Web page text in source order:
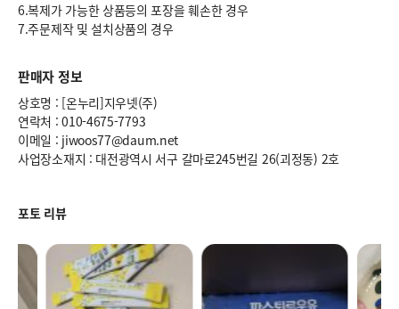
6.복제가 가능한 상품등의 포장을 훼손한 경우
7.주문제작 및 설치상품의 경우
판매자 정보
상호명 : [온누리]지우넷(주)
연락처 : 010-4675-7793
이메일 : jiwoos77@daum.net
사업장소재지 : 대전광역시 서구 갈마로245번길 26(괴정동) 2호
포토 리뷰